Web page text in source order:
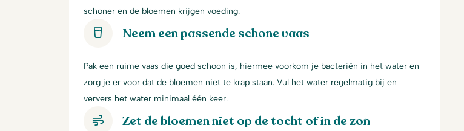
schoner en de bloemen krijgen voeding.
Neem een passende schone vaas
Pak een ruime vaas die goed schoon is, hiermee voorkom je bacteriën in het water en
zorg je er voor dat de bloemen niet te krap staan. Vul het water regelmatig bij en
ververs het water minimaal één keer.
Zet de bloemen niet op de tocht of in de zon